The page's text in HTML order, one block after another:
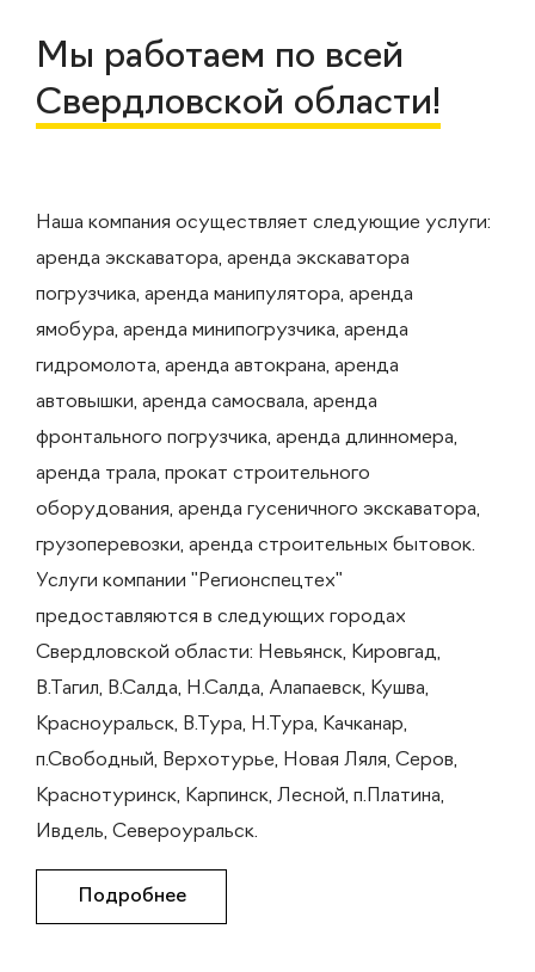
Мы работаем по всей
Свердловской области!
Наша компания осуществляет следующие услуги:
аренда экскаватора, аренда экскаватора
погрузчика, аренда манипулятора, аренда
ямобура, аренда минипогрузчика, аренда
гидромолота, аренда автокрана, аренда
автовышки, аренда самосвала, аренда
фронтального погрузчика, аренда длинномера,
аренда трала, прокат строительного
оборудования, аренда гусеничного экскаватора,
грузоперевозки, аренда строительных бытовок.
Услуги компании "Регионспецтех"
предоставляются в следующих городах
Свердловской области: Невьянск, Кировгад,
В.Тагил, В.Салда, Н.Салда, Алапаевск, Кушва,
Красноуральск, В.Тура, Н.Тура, Качканар,
п.Свободный, Верхотурье, Новая Ляля, Серов,
Краснотуринск, Карпинск, Лесной, п.Платина,
Ивдель, Североуральск.
Подробнее